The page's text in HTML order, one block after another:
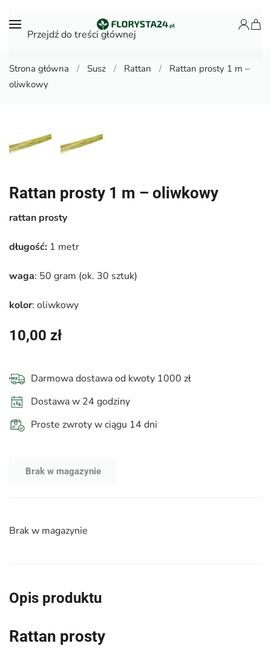
Przejdź do treści głównej
Strona główna Susz Rattan
Rattan prosty 1 m –
oliwkowy
Rattan prosty 1 m – oliwkowy
rattan prosty
długość: 1 metr
waga: 50 gram (ok. 30 sztuk)
kolor: oliwkowy
10,00 zł
Darmowa dostawa od kwoty 1000 zł
Dostawa w 24 godziny
Proste zwroty w ciągu 14 dni
Brak w magazynie
Brak w magazynie
Opis produktu
Rattan prosty